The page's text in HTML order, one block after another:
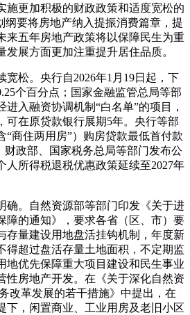
施更加积极的财政政策和适度宽松的
纲要将房地产纳入提振消费篇章，提
来五年房地产政策将以保障民生为重
展方面更加注重提升居住品质。
松。央行自2026年1月19日起，下
个百分点；国家金融监管总局等部
入融资协调机制“白名单”的项目，
可在原贷款银行展期5年。央行等部
“商住两用房”）购房贷款最低首付款
财政部、国家税务总局等部门发布公
人所得税退税优惠政策延续至2027年
。自然资源部等部门印发《关于进
障的通知》，要求各省（区、市）要
存量建设用地盘活挂钩机制，年度新
得超过盘活存量土地面积，不定期监
地优先保障重大项目建设和民生事业
性房地产开发。在《关于深化自然资
改革发展的若干措施》中提出，在
下，闲置商业、工业用房及老旧小区